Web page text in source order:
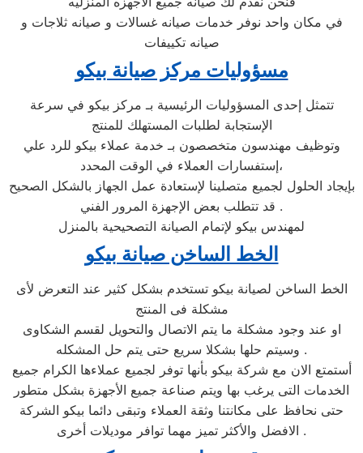
في مكان واحد نوفر خدمات صيانه غسالات و صيانه ثلاجات و
صيانه تكييفات
مسؤوليات مركز صيانة بيكو
تتمثل إحدى المسؤوليات الرئيسية بـ مركز بيكو في سرعة
الإستجابة لطلبات المستهلك للمنتج
وتوظيف مهندسون متخصصون بـ خدمة عملاء بيكو للرد علي
إستفسارات العملاء في الوقت المحدد،
بإيجاد الحلول لجميع متصلينا لإستعادة عمل الجهاز بالشكل الصحيح
. قد تتطلب بعض الإجهزة المرور الفني
لمهندس بيكو لإتمام الصيانة التصحيحية بالمنزل
الخط الساخن صيانة بيكو
الخط الساخن لصيانة بيكو تستخدم بشكل كثير عند التعرض لأى
مشكلة فى المنتج
او عند وجود مشكلة ما يتم الاتصال والتحويل لقسم الشكاوى
وسيتم حلها بشكلا سريع حتى يتم حل المشكله .
أستمتع الان مع شركة بيكو بأنها توفر لجميع عملاءها الكرام جميع
الخدمات التى يرغب بها ويتم صناعة جميع الأجهزة بشكل متطور
حتى نحافظ على مكانتنا وثقة العملاء وتبقى دائما بيكو الشركة
الافضل والأكثر تميز مهما توافر موديلات أخرى .